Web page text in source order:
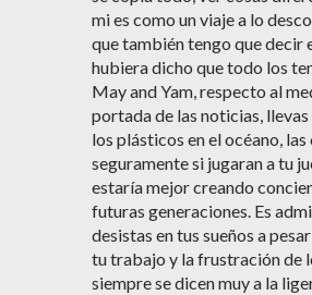
mi es como un viaje a lo
que también tengo que decir
hubiera dicho que todo los
May and Yam, respecto al
portada de las noticias,
los plásticos en el océano,
seguramente si jugaran a tu
estaría mejor creando
futuras generaciones. Es
desistas en tus sueños a
tu trabajo y la frustración de
siempre se dicen muy a la